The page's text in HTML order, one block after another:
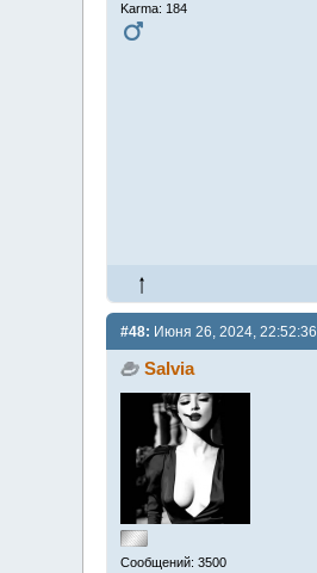
Karma: 184
#48: Июня 26, 2024, 22:52:36
Salvia
Сообщений: 3500